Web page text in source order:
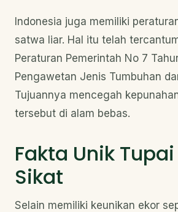
Indonesia juga memiliki
satwa liar. Hal itu telah
Peraturan Pemerintah No 7
Pengawetan Jenis Tumbuhan
Tujuannya mencegah
tersebut di alam bebas.
Fakta Unik
Sikat
Selain memiliki keunikan ekor